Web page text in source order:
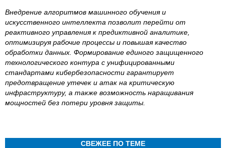
Внедрение алгоритмов машинного обучения и
искусственного интеллекта позволит перейти от
реактивного управления к предиктивной аналитике,
оптимизируя рабочие процессы и повышая качество
обработки данных. Формирование единого защищенного
технологического контура с унифицированными
стандартами кибербезопасности гарантирует
предотвращение утечек и атак на критическую
инфраструктуру, а также возможность наращивания
мощностей без потери уровня защиты.
СВЕЖЕЕ ПО ТЕМЕ